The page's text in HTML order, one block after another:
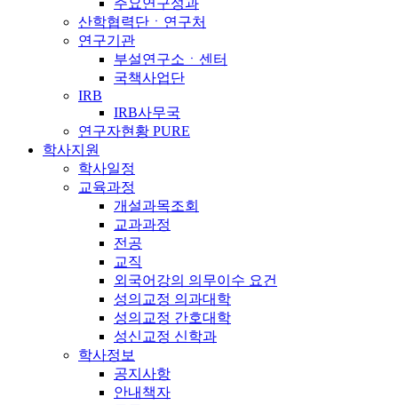
산학협력단ㆍ연구처
연구기관
부설연구소ㆍ센터
국책사업단
IRB
IRB사무국
연구자현황 PURE
학사지원
학사일정
교육과정
개설과목조회
교과과정
전공
교직
외국어강의 의무이수 요건
성의교정 의과대학
성의교정 간호대학
성신교정 신학과
학사정보
공지사항
안내책자